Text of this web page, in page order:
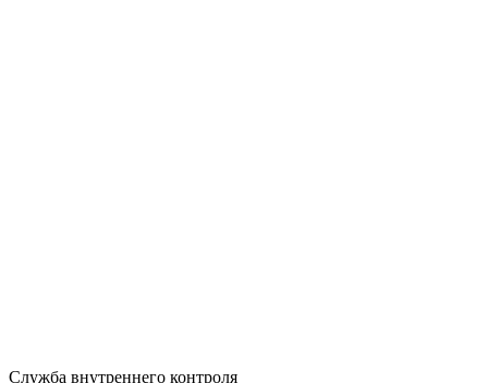
Служба внутреннего контроля